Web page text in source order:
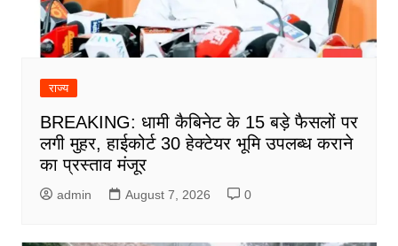
राज्य
BREAKING: धामी कैबिनेट के 15 बड़े फैसलों पर
लगी मुहर, हाईकोर्ट 30 हेक्टेयर भूमि उपलब्ध कराने
का प्रस्ताव मंजूर
admin August 7, 2026 0